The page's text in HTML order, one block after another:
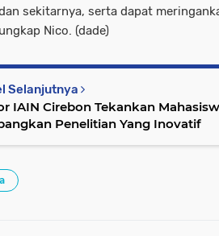
sekitarnya, serta dapat
Nico. (dade)
Selanjutnya
IAIN Cirebon Tekankan
Penelitian Yang Inovatif